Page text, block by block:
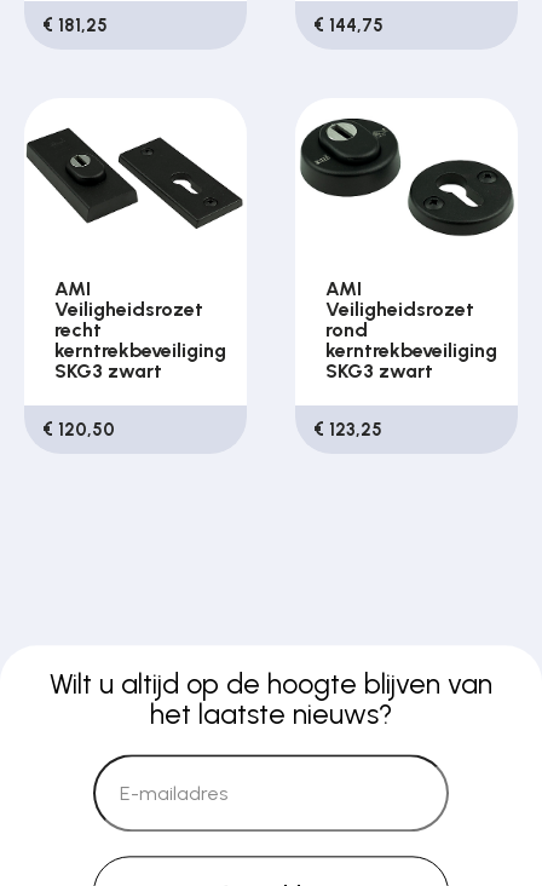
€ 181,25 € 144,75
AMI
Veiligheidsrozet
recht
kerntrekbeveiliging
SKG3 zwart
€ 120,50
AMI
Veiligheidsrozet
rond
kerntrekbeveiliging
SKG3 zwart
€ 123,25
Wilt u altijd op de hoogte blijven van
het laatste nieuws?